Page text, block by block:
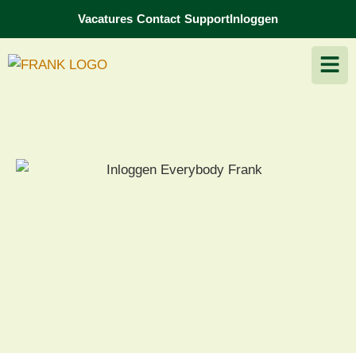
Vacatures Contact SupportInloggen